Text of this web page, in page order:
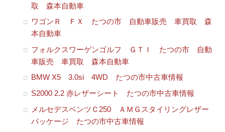
取 森本自動車
ワゴンＲ ＦＸ たつの市 自動車販売 車買取 森
本自動車
フォルクスワーゲンゴルフ ＧＴＩ たつの市 自動
車販売 車買取 森本自動車
BMW X5 3.0si 4WD たつの市中古車情報
S2000 2.2 赤レザーシート たつの市中古車情報
メルセデスベンツＣ250 ＡＭＧスタイリングレザー
パッケージ たつの市中古車情報